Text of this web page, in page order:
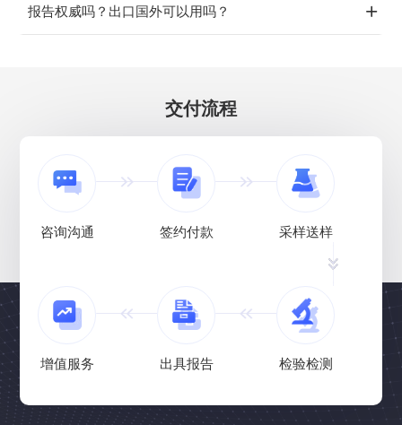
报告权威吗？出口国外可以用吗？
交付流程
咨询沟通 签约付款 采样送样
增值服务 出具报告 检验检测